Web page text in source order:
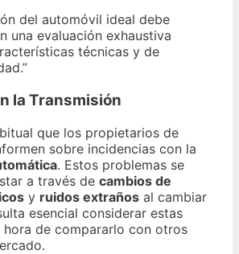
del automóvil ideal debe
una evaluación exhaustiva
técnicas y de
la Transmisión
que los propietarios de
sobre incidencias con la
. Estos problemas se
a través de cambios de
y ruidos extraños al cambiar
esencial considerar estas
hora de compararlo con otros